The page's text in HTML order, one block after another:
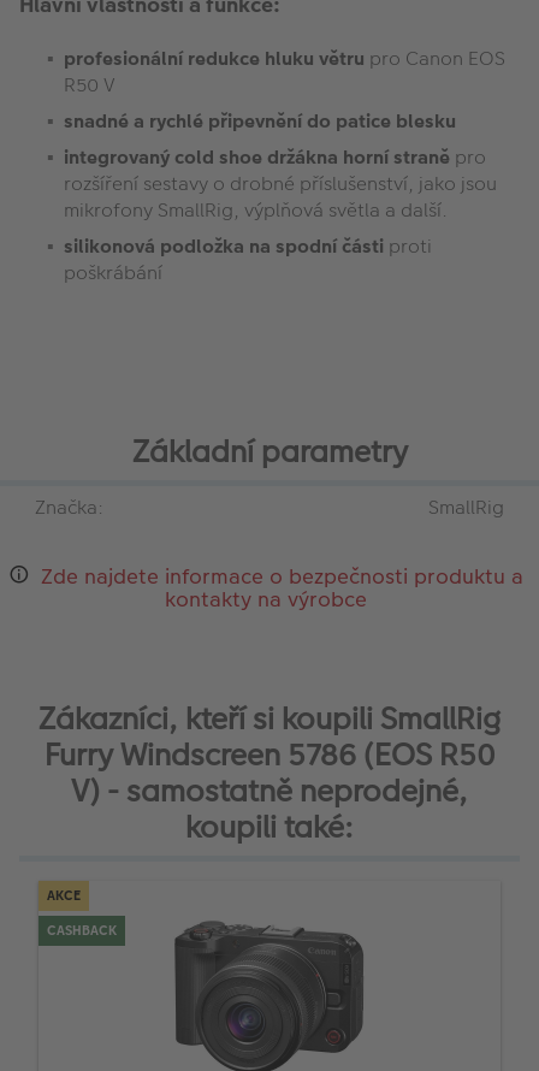
profesionální redukce hluku větru pro Canon EOS
R50 V
snadné a rychlé připevnění do patice blesku
integrovaný cold shoe držákna horní straně pro
rozšíření sestavy o drobné příslušenství, jako jsou
mikrofony SmallRig, výplňová světla a další.
silikonová podložka na spodní části proti
poškrábání
Základní parametry
Značka: SmallRig
Zde najdete informace o bezpečnosti produktu a
kontakty na výrobce
Zákazníci, kteří si koupili SmallRig
Furry Windscreen 5786 (EOS R50
V) - samostatně neprodejné,
koupili také:
AKCE
CASHBACK